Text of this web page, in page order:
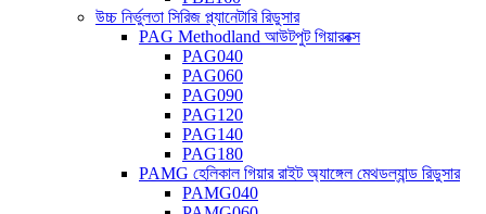
উচ্চ নির্ভুলতা সিরিজ প্ল্যানেটারি রিডুসার
PAG Methodland আউটপুট গিয়ারবক্স
PAG040
PAG060
PAG090
PAG120
PAG140
PAG180
PAMG হেলিকাল গিয়ার রাইট অ্যাঙ্গেল মেথডল্যান্ড রিডুসার
PAMG040